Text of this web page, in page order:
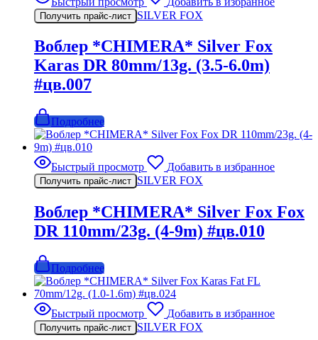
Получить прайс-лист SILVER FOX
Воблер *CHIMERA* Silver Fox
Karas DR 80mm/13g. (3.5-6.0m)
#цв.007
Подробнее
Быстрый просмотр Добавить в избранное
Получить прайс-лист SILVER FOX
Воблер *CHIMERA* Silver Fox Fox
DR 110mm/23g. (4-9m) #цв.010
Подробнее
Быстрый просмотр Добавить в избранное
Получить прайс-лист SILVER FOX